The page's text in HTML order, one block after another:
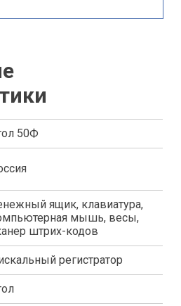
50Ф
ящик, клавиатура,
мышь, весы,
штрих-кодов
регистратор